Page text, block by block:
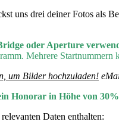
uns drei deiner Fotos als
oder Aperture
Mehrere
um Bilder hochzuladen!
Honorar in Höhe von
Daten enthalten: